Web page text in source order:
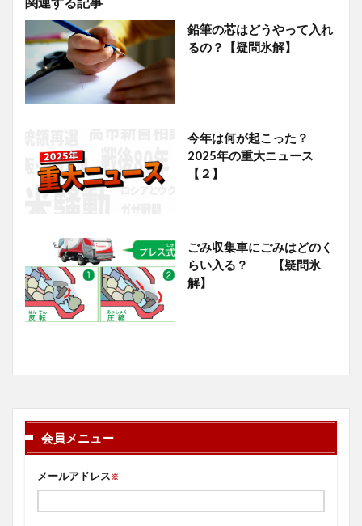
鉛筆の芯はどうやって入れ
るの？【疑問氷解】
今年は何が起こった？
2025年の重大ニュース
【２】
ごみ収集車にごみはどのく
らい入る？ 【疑問氷
解】
会員メニュー
メールアドレス※